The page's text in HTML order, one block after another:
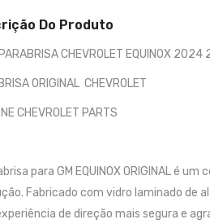
Do Produto
CHEVROLET EQUINOX
ORIGINAL CHEVROLET
CHEVROLET PARTS
para GM EQUINOX ORIGINAL é
Fabricado com vidro laminado de
de direção mais segura e